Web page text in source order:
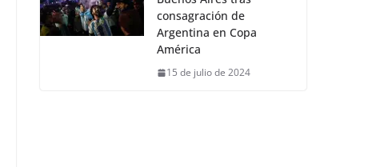
consagración de
Argentina en Copa
América
15 de julio de 2024